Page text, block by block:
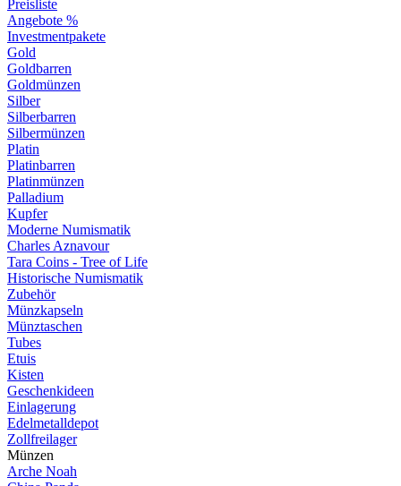
Preisliste
Angebote %
Investmentpakete
Gold
Goldbarren
Goldmünzen
Silber
Silberbarren
Silbermünzen
Platin
Platinbarren
Platinmünzen
Palladium
Kupfer
Moderne Numismatik
Charles Aznavour
Tara Coins - Tree of Life
Historische Numismatik
Zubehör
Münzkapseln
Münztaschen
Tubes
Etuis
Kisten
Geschenkideen
Einlagerung
Edelmetalldepot
Zollfreilager
Münzen
Arche Noah